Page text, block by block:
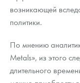
возникающей
политики.
По мнению
Metals», из этого
длительного